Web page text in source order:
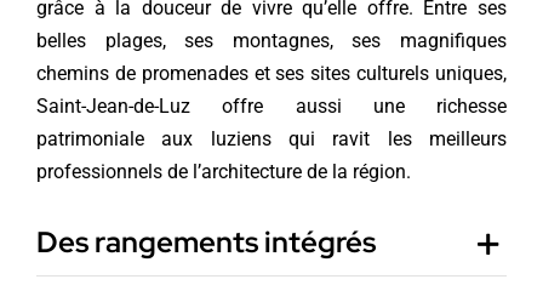
grâce à la douceur de vivre qu’elle offre. Entre ses
belles plages, ses montagnes, ses magnifiques
chemins de promenades et ses sites culturels uniques,
Saint-Jean-de-Luz offre aussi une richesse
patrimoniale aux luziens qui ravit les meilleurs
professionnels de l’architecture de la région.
Des rangements intégrés